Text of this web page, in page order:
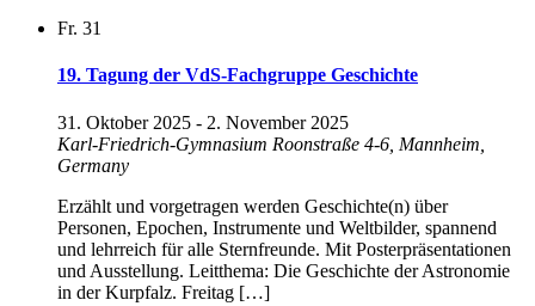
Fr. 31
19. Tagung der VdS-Fachgruppe Geschichte
31. Oktober 2025 - 2. November 2025
Karl-Friedrich-Gymnasium Roonstraße 4-6, Mannheim,
Germany
Erzählt und vorgetragen werden Geschichte(n) über
Personen, Epochen, Instrumente und Weltbilder, spannend
und lehrreich für alle Sternfreunde. Mit Posterpräsentationen
und Ausstellung. Leitthema: Die Geschichte der Astronomie
in der Kurpfalz. Freitag […]